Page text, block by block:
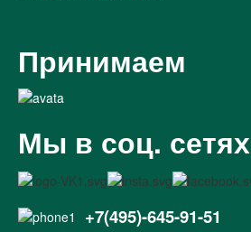
Принимаем
Мы в соц. сетях
+7(495)-645-91-51